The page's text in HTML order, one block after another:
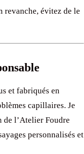
revanche, évitez de le
et fabriqués en
capillaires. Je
de l’Atelier Foudre
personnalisés et